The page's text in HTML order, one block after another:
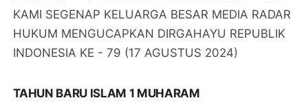
KAMI SEGENAP KELUARGA BESAR MEDIA RADAR
HUKUM MENGUCAPKAN DIRGAHAYU REPUBLIK
INDONESIA KE - 79 (17 AGUSTUS 2024)
TAHUN BARU ISLAM 1 MUHARAM